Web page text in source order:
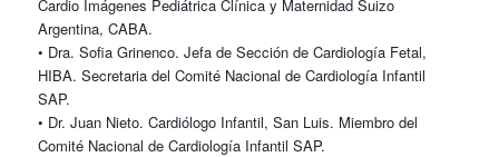
Cardio Imágenes Pediátrica Clínica y Maternidad Suizo
Argentina, CABA.
• Dra. Sofia Grinenco. Jefa de Sección de Cardiología Fetal,
HIBA. Secretaria del Comité Nacional de Cardiología Infantil
SAP.
• Dr. Juan Nieto. Cardiólogo Infantil, San Luis. Miembro del
Comité Nacional de Cardiología Infantil SAP.